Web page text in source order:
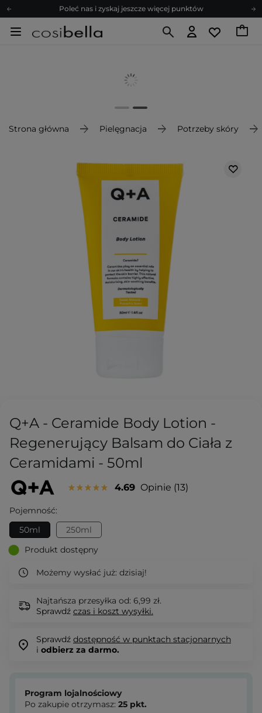
Poleć nas i zyskaj jeszcze więcej punktów
Zapisz się na newsletter pełen porad
Poleć nas i zyskaj jeszcze więcej punktów
Strona główna Pielęgnacja Potrzeby skóry
Q+A - Ceramide Body Lotion -
Regenerujący Balsam do Ciała z
Ceramidami - 50ml
4.69 Opinie 13
Pojemność:
50ml
250ml
Produkt dostępny
Możemy wysłać już: dzisiaj!
Najtańsza przesyłka od: 6,99 zł.
Sprawdź czas i koszt wysyłki.
Sprawdź dostępność w punktach stacjonarnych
i odbierz za darmo.
Program lojalnościowy
Po zakupie otrzymasz: 25 pkt.